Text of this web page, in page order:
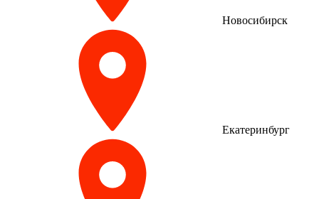
Новосибирск
Екатеринбург